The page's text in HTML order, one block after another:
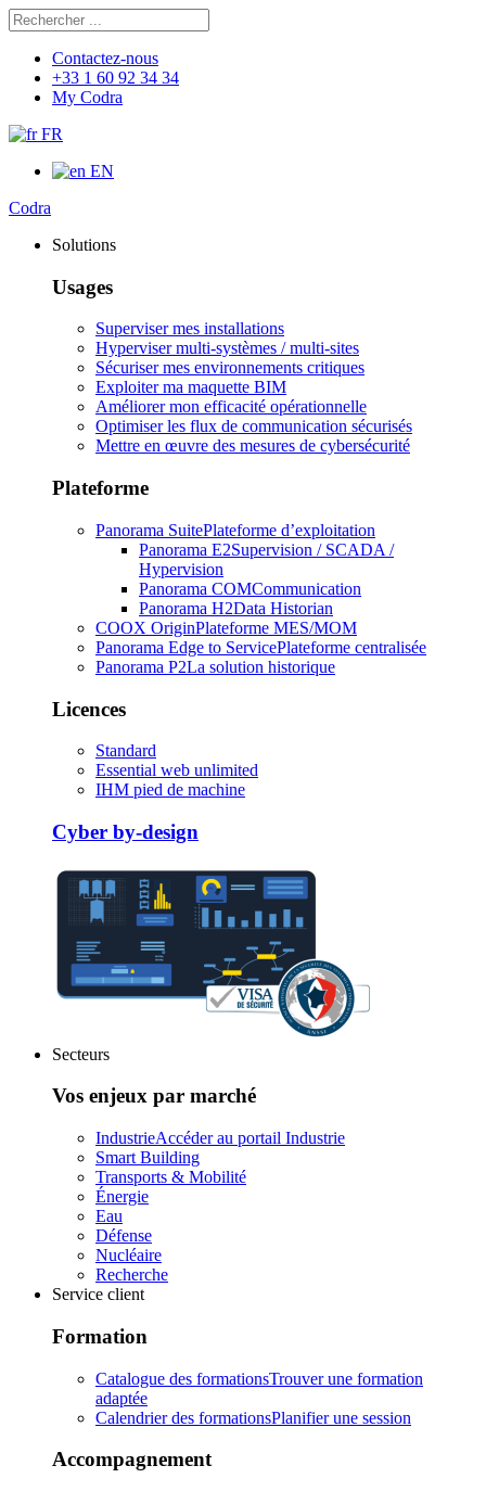
Rechercher
Contactez-nous
+33 1 60 92 34 34
My Codra
FR
EN
Codra
Solutions
Usages
Superviser mes installations
Hyperviser multi-systèmes / multi-sites
Sécuriser mes environnements critiques
Exploiter ma maquette BIM
Améliorer mon efficacité opérationnelle
Optimiser les flux de communication sécurisés
Mettre en œuvre des mesures de cybersécurité
Plateforme
Panorama SuitePlateforme d’exploitation
Panorama E2Supervision / SCADA /
Hypervision
Panorama COMCommunication
Panorama H2Data Historian
COOX OriginPlateforme MES/MOM
Panorama Edge to ServicePlateforme centralisée
Panorama P2La solution historique
Licences
Standard
Essential web unlimited
IHM pied de machine
Cyber by-design
Secteurs
Vos enjeux par marché
IndustrieAccéder au portail Industrie
Smart Building
Transports & Mobilité
Énergie
Eau
Défense
Nucléaire
Recherche
Service client
Formation
Catalogue des formationsTrouver une formation
adaptée
Calendrier des formationsPlanifier une session
Accompagnement